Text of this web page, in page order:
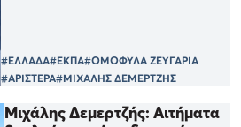
#ΕΛΛΑΔΑ#ΕΚΠΑ#ΟΜΟΦΥΛΑ ΖΕΥΓΑΡΙΑ
#ΑΡΙΣΤΕΡΑ#ΜΙΧΑΛΗΣ ΔΕΜΕΡΤΖΗΣ
Μιχάλης Δεμερτζής: Αιτήματα